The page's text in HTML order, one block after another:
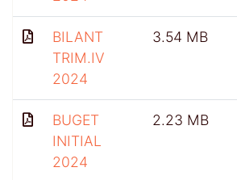
BILANT
TRIM.IV
2024
3.54 MB
BUGET
INITIAL
2024
2.23 MB